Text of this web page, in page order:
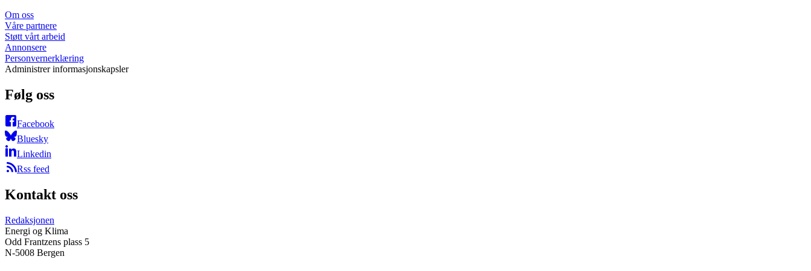
Om oss
Våre partnere
Støtt vårt arbeid
Annonsere
Personvernerklæring
Administrer informasjonskapsler
Følg oss
Facebook
Bluesky
Linkedin
Rss feed
Kontakt oss
Redaksjonen
Energi og Klima
Odd Frantzens plass 5
N-5008 Bergen